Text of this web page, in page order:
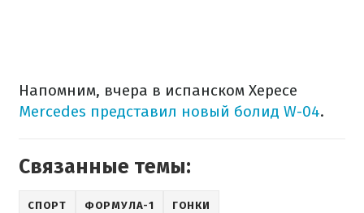
Напомним, вчера в испанском Хересе
Mercedes представил новый болид W-04.
Связанные темы:
СПОРТ ФОРМУЛА-1 ГОНКИ